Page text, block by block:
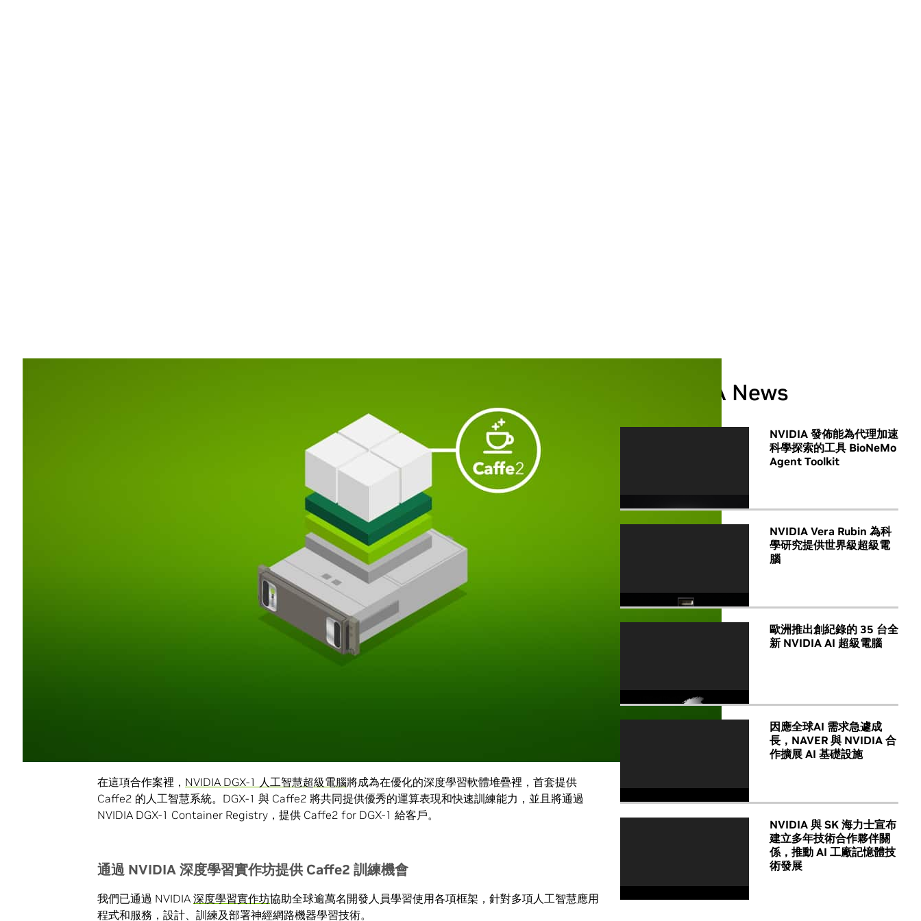
NVIDIA 與 Facebook 今天宣布將藉由 Facebook 提供給開放源碼領域的全新人工智慧深度學習框
這個世界每一天都產生出文字、圖像、影片等各式資訊，而 Facebook 將開發嶄新的人工智慧系統，協
助整理這些資訊，讓人們在資料量呈現爆炸性成長之際，對於這個世界能有更深入的瞭解，且更有效地
進行溝通。Caffe2 讓開發員及研究員能創造出大規模的分散式訓練情境，並為終端裝置打造機器學習應
在行動裝置上提供人工智慧服務，是一項必須在轉瞬之間發生、極為複雜的資料處理作業。在愈來愈多
的情況下，處理快如閃電的人工智慧服務需要使用 GPU 加速運算技術，像是
提供的人工智慧服務，還有高度優化的深度學習軟體，可運用提升速度後硬體的完整能力。
NVIDIA 與 Facebook 通過 Caffe2 深度學習框架提供人工智慧加速技術，而拜強強聯手之賜，我們從頭
仔細調整了 Caffe2，徹底發揮 NVIDIA GPU 深度學習平台的長處。Caffe2 使用 cuDNN、cuBLAS 及
NCCL 等最新的 NVIDIA 深度學習 SDK 函式庫，提供高性能、多 GPU 加速訓練和推斷能力，因此使用者
在這項合作案裡， NVIDIA DGX-1 人工智慧超級電腦將成為在優化的深度學習軟體堆疊裡，首套提供
Caffe2 的人工智慧系統。DGX-1 與 Caffe2 將共同提供優秀的運算表現和快速訓練能力，並且將通過
NVIDIA DGX-1 Container Registry，提供 Caffe2 for DGX-1 給客戶。
通過 NVIDIA 深度學習實作坊提供Caffe2 訓練機會
我們已通過 NVIDIA 深度學習實作坊協助全球逾萬名開發人員學習使用各項框架，針對多項人工智慧應用
程式和服務，設計、訓練及部署神經網路機器學習技術。
All NVIDIA News
NVIDIA 發佈能為代理加速
科學探索的工具 BioNeMo
Agent Toolkit
NVIDIA Vera Rubin 為科
學研究提供世界級超級電
腦
歐洲推出創紀錄的 35 台全
新 NVIDIA AI 超級電腦
因應全球AI 需求急遽成
長，NAVER 與 NVIDIA 合
作擴展 AI 基礎設施
NVIDIA 與 SK 海力士宣布
建立多年技術合作夥伴關
係，推動 AI 工廠記憶體技
術發展